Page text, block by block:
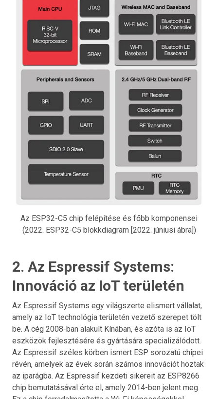
Az ESP32-C5 chip felépítése és főbb komponensei
(2022. ESP32-C5 blokkdiagram [2022. júniusi ábra])
2. Az Espressif Systems:
Innováció az IoT területén
Az Espressif Systems egy világszerte elismert vállalat,
amely az IoT technológia területén vezető szerepet tölt
be. A cég 2008-ban alakult Kínában, és azóta is az IoT
eszközök fejlesztésére és gyártására specializálódott.
Az Espressif széles körben ismert ESP sorozatú chipei
révén, amelyek az évek során számos innovációt hoztak
az iparágba. Az Espressif kezdeti sikereit az ESP8266
chip bemutatásával érte el, amely 2014-ben jelent meg.